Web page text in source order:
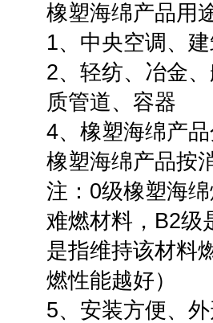
橡塑海绵产品用
1、中央空调、
2、轻纺、冶金
质管道、容器
4、橡塑海绵产
橡塑海绵产品按
注：0级橡塑海
难燃材料，B2级
是指维持该材料
燃性能越好）
5、安装方便、